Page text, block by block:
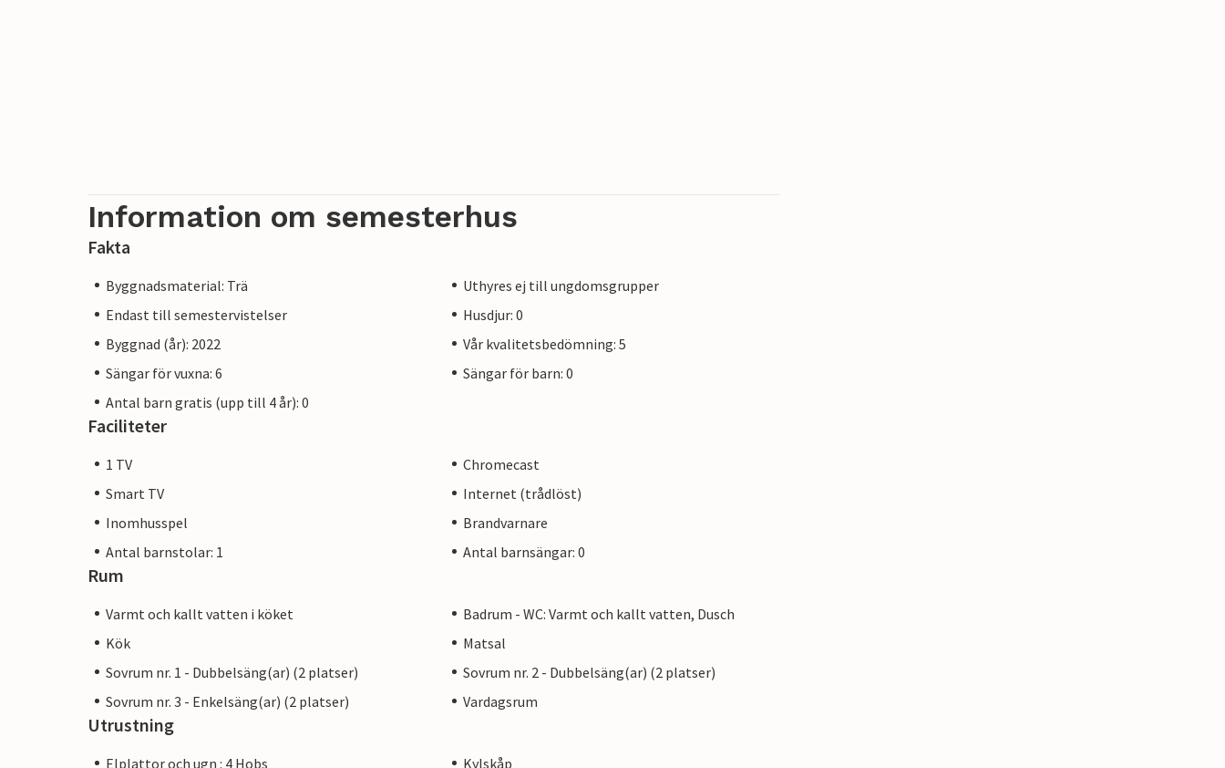
Information om semesterhus
Fakta
Byggnadsmaterial: Trä
Uthyres ej till ungdomsgrupper
Endast till semestervistelser
Husdjur: 0
Byggnad (år): 2022
Vår kvalitetsbedömning: 5
Sängar för vuxna: 6
Sängar för barn: 0
Antal barn gratis (upp till 4 år): 0
Faciliteter
1 TV
Chromecast
Smart TV
Internet (trådlöst)
Inomhusspel
Brandvarnare
Antal barnstolar: 1
Antal barnsängar: 0
Rum
Varmt och kallt vatten i köket
Badrum - WC: Varmt och kallt vatten, Dusch
Kök
Matsal
Sovrum nr. 1 - Dubbelsäng(ar) (2 platser)
Sovrum nr. 2 - Dubbelsäng(ar) (2 platser)
Sovrum nr. 3 - Enkelsäng(ar) (2 platser)
Vardagsrum
Utrustning
Elplattor och ugn : 4 Hobs
Kylskåp